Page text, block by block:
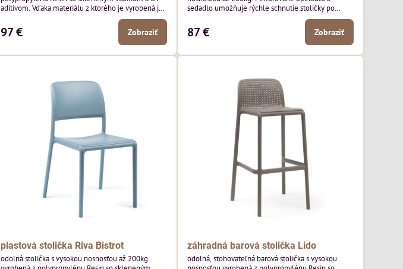
aditívom. Vďaka materiálu z ktorého je vyrobená je
vhodná na použitie do exteriéru, či k bazénu alebo
do reštaur
97 € Zobraziť
sedadlo umožňuje rýchle schnutie stoličky po
daždivých dňoch. Materiál stoličky je z
polypropylénu Resin so skleneným vláknom.
87 € Zobraziť
plastová stolička Riva Bistrot
odolná stolička s vysokou nosnosťou až 200kg
záhradná barová stolička Lido
odolná, stohovateľná barová stolička s vysokou